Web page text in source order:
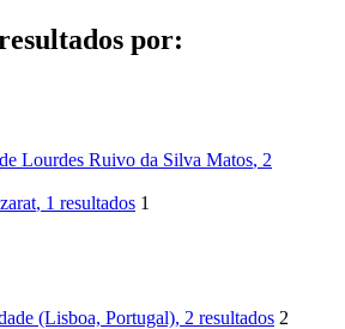
por:
Lourdes Ruivo da Silva Matos, 2
, 1 resultados 1
(Lisboa, Portugal), 2 resultados 2